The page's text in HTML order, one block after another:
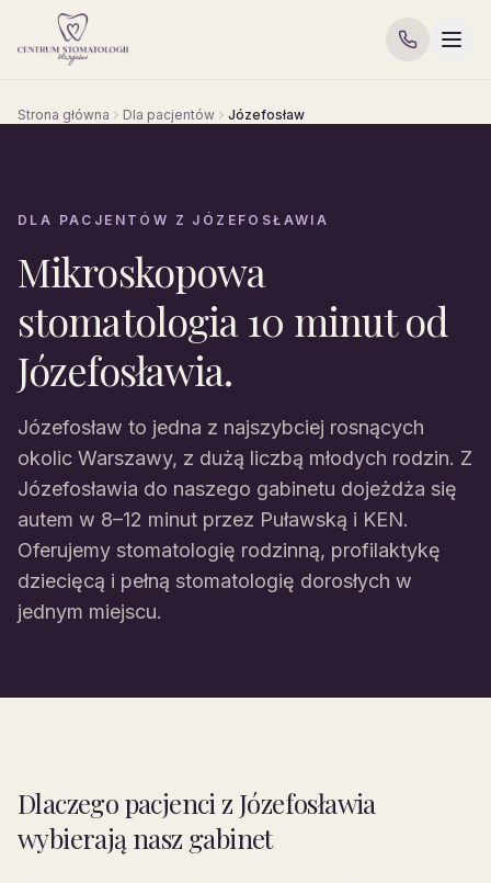
Strona główna Dla pacjentów Józefosław
DLA PACJENTÓW Z JÓZEFOSŁAWIA
Mikroskopowa
stomatologia 10 minut od
Józefosławia.
Józefosław to jedna z najszybciej rosnących
okolic Warszawy, z dużą liczbą młodych rodzin. Z
Józefosławia do naszego gabinetu dojeżdża się
autem w 8–12 minut przez Puławską i KEN.
Oferujemy stomatologię rodzinną, profilaktykę
dziecięcą i pełną stomatologię dorosłych w
jednym miejscu.
Dlaczego pacjenci z Józefosławia
wybierają nasz gabinet